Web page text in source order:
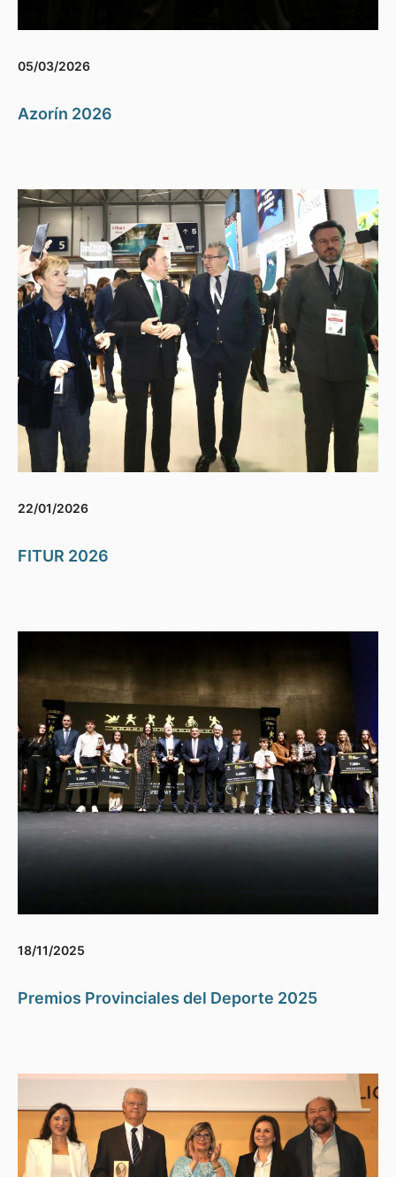
05/03/2026
Azorín 2026
22/01/2026
FITUR 2026
18/11/2025
Premios Provinciales del Deporte 2025